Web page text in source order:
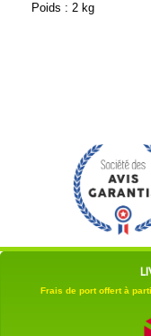
Poids : 2 kg
Frais de port offert à